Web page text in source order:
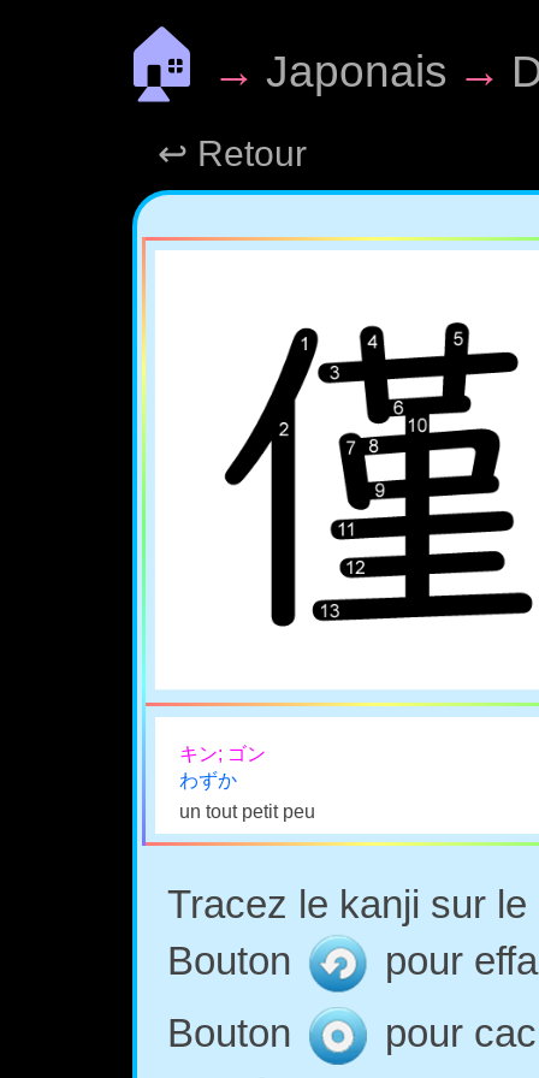
🏠 → Japonais →
↩ Retour
キン; ゴン
わずか
un tout petit peu
Tracez le kanji sur
Bouton
pour
Bouton
pour